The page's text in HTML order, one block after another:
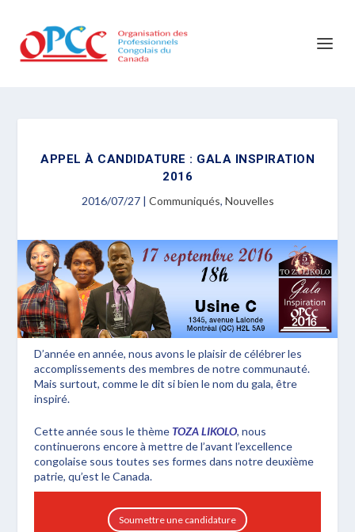
APPEL À CANDIDATURE : GALA INSPIRATION
2016
2016/07/27 | Communiqués, Nouvelles
D’année en année, nous avons le plaisir de célébrer les
accomplissements des membres de notre communauté.
Mais surtout, comme le dit si bien le nom du gala, être
inspiré.
Cette année sous le thème TOZA LIKOLO, nous
continuerons encore à mettre de l’avant l’excellence
congolaise sous toutes ses formes dans notre deuxième
patrie, qu’est le Canada.
Soumettre une candidature